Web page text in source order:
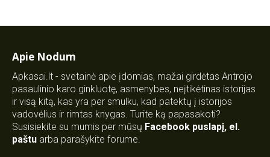
Apie Nodum
Apkasai.lt - svetainė apie įdomias, mažai girdėtas Antrojo
pasaulinio karo ginkluotę, asmenybes, neįtikėtinas istorijas
ir visą kitą, kas yra per smulku, kad patektų į istorijos
vadovėlius ir rimtas knygas. Turite ką papasakoti?
Susisiekite su mumis per mūsų Facebook puslapį, el.
paštu arba parašykite forume.